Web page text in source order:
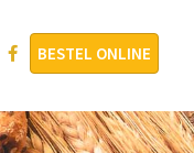
BESTEL ONLINE